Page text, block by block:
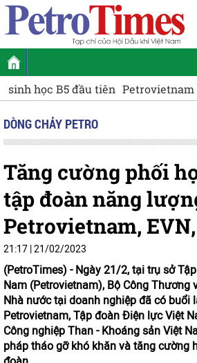
Petrovietnam chung tay cùng
DÒNG CHẢY PETRO
Tăng cường phối
tập đoàn năng
Petrovietnam,
21:17 | 21/02/2023
(PetroTimes) - Ngày 21/2, tại trụ sở
Nam (Petrovietnam), Bộ Công Thương
Nhà nước tại doanh nghiệp đã có buổi
Petrovietnam, Tập đoàn Điện lực Việt
Công nghiệp Than - Khoáng sản Việt
pháp tháo gỡ khó khăn và tăng cường